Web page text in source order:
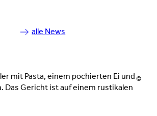
alle News
©